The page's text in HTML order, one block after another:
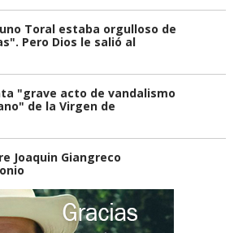
Toral estaba orgulloso de
Pero Dios le salió al
"grave acto de vandalismo
de la Virgen de
Joaquin Giangreco